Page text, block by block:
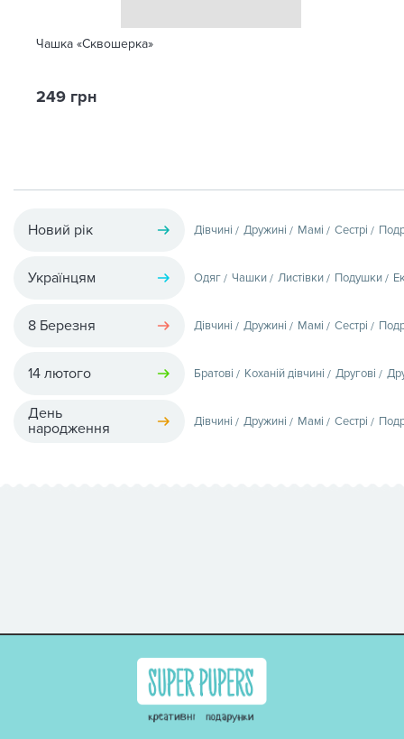
Чашка «Сквошерка»
249 грн
Новий рік Дівчині Дружині Мамі Сестрі
Українцям Одяг Чашки Листівки Подушки
8 Березня Дівчині Дружині Мамі Сестрі
14 лютого Братові Коханій дівчині Другові
День
народження
Дівчині Дружині Мамі Сестрі